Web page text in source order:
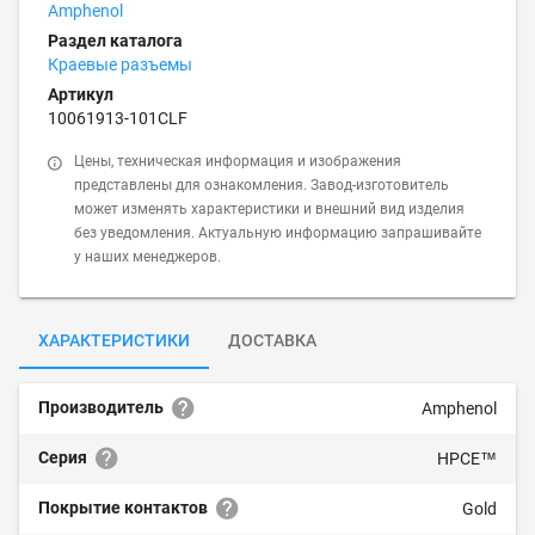
Amphenol
Раздел каталога
Краевые разъемы
Артикул
10061913-101CLF
Цены, техническая информация и изображения
представлены для ознакомления. Завод-изготовитель
может изменять характеристики и внешний вид изделия
без уведомления. Актуальную информацию запрашивайте
у наших менеджеров.
ХАРАКТЕРИСТИКИ ДОСТАВКА
Производитель Amphenol
Серия HPCE™
Покрытие контактов Gold